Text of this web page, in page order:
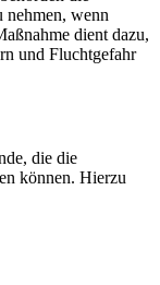
nehmen, wenn
dient dazu,
und Fluchtgefahr
die die
können. Hierzu